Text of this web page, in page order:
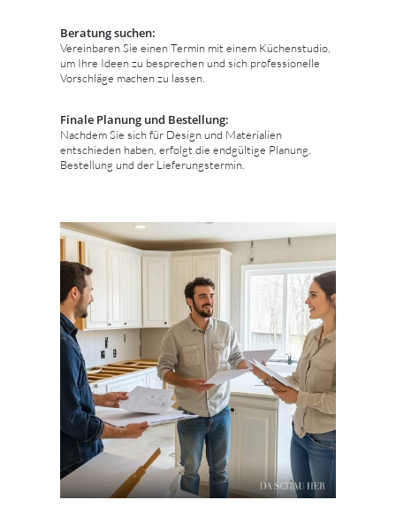
Beratung suchen:
Vereinbaren Sie einen Termin mit einem Küchenstudio,
um Ihre Ideen zu besprechen und sich professionelle
Vorschläge machen zu lassen.
Finale Planung und Bestellung:
Nachdem Sie sich für Design und Materialien
entschieden haben, erfolgt die endgültige Planung,
Bestellung und der Lieferungstermin.